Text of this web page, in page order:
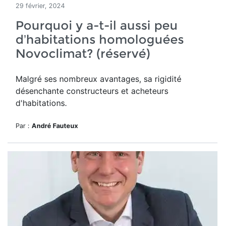
29 février, 2024
Pourquoi y a-t-il aussi peu
d’habitations homologuées
Novoclimat? (réservé)
Malgré ses nombreux avantages, sa rigidité
désenchante constructeurs et acheteurs
d'habitations.
Par : André Fauteux